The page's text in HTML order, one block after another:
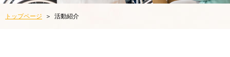
トップページ 活動紹介